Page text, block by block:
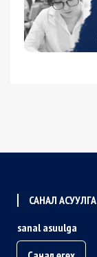
САНАЛ АСУУЛГА
sanal asuulga